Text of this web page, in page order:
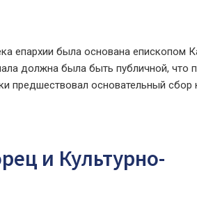
епархии была основана епископом
должна была быть публичной, что
предшествовал основательный сбор
и Культурно-